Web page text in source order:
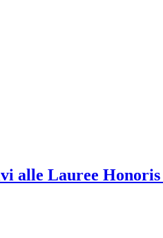
alle Lauree